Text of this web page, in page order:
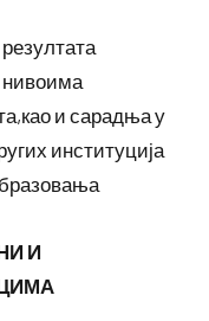
и сарадња у
институција
И